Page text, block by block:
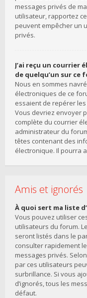
messages privés de
utilisateur, rapportez
peuvent empêcher un
privés.
J’ai reçu un courrier
de quelqu’un sur ce
Nous en sommes
électroniques de ce
essaient de repérer
Vous devriez envoyer
complète du courrier
administrateur du
têtes contenant des
électronique. Il pourra
Amis et ignorés
À quoi sert ma liste
Vous pouvez utiliser
utilisateurs du forum.
seront listés dans le
consulter rapidement
messages privés.
par ces utilisateurs
surbrillance. Si vous
d’ignorés, tous les
défaut.